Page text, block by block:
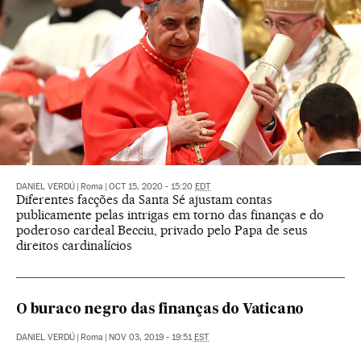
DANIEL VERDÚ Roma OCT 15, 2020 - 15:20 EDT
Diferentes facções da Santa Sé ajustam contas
publicamente pelas intrigas em torno das finanças e do
poderoso cardeal Becciu, privado pelo Papa de seus
direitos cardinalícios
O buraco negro das finanças do Vaticano
DANIEL VERDÚ Roma NOV 03, 2019 - 19:51 EST